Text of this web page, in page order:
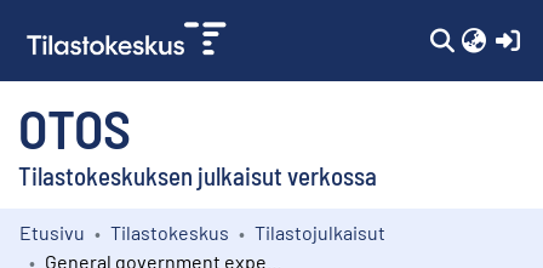
OTOS
Tilastokeskuksen julkaisut verkossa
Kokoelmat
Etusivu Tilastokeskus
Tilastojulkaisut